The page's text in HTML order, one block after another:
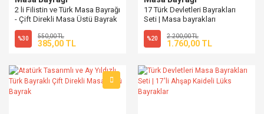
2 li Filistin ve Türk Masa Bayrağı
- Çift Direkli Masa Üstü Bayrak
%30 550,00 TL
385,00 TL
17 Türk Devletleri Bayrakları
Seti | Masa bayrakları
%20 2.200,00 TL
1.760,00 TL